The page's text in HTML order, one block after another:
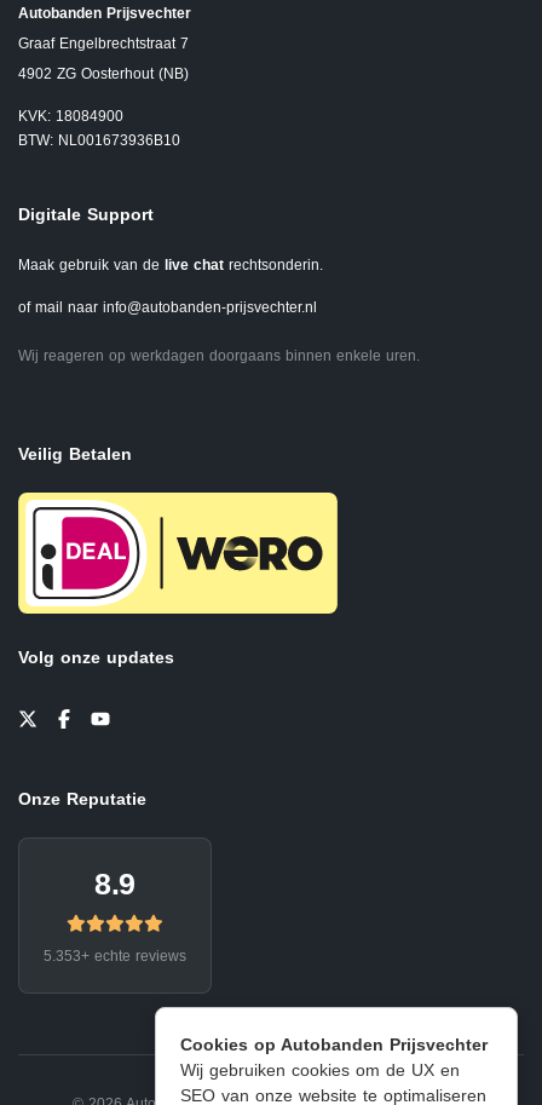
Cookies op Autobanden Prijsvechter
Wij gebruiken cookies om de UX en
SEO van onze website te optimaliseren
Autobanden Prijsvechter
Graaf Engelbrechtstraat 7
4902 ZG Oosterhout (NB)
KVK: 18084900
BTW: NL001673936B10
Digitale Support
Maak gebruik van de live chat rechtsonderin.
of mail naar info@autobanden-prijsvechter.nl
Wij reageren op werkdagen doorgaans binnen enkele uren.
Veilig Betalen
Volg onze updates
Onze Reputatie
8.9
5.353+ echte reviews